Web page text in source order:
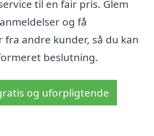
til en fair pris. Glem
og få
fra andre kunder, så du kan
beslutning.
og uforpligtende